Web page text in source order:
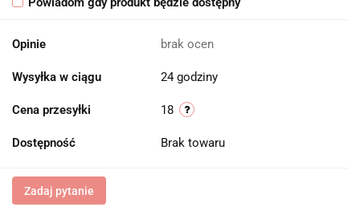
Opinie brak ocen
Wysyłka w ciągu 24 godziny
Cena przesyłki 18
Dostępność Brak towaru
Zadaj pytanie